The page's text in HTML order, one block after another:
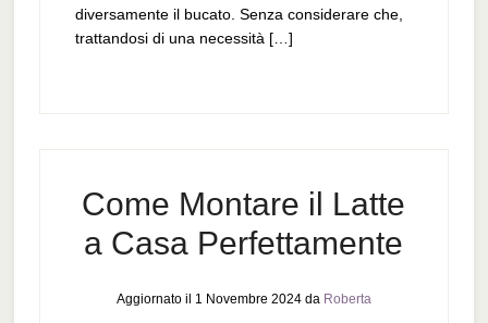
diversamente il bucato. Senza considerare che,
trattandosi di una necessità […]
Come Montare il Latte
a Casa Perfettamente
Aggiornato il 1 Novembre 2024da Roberta